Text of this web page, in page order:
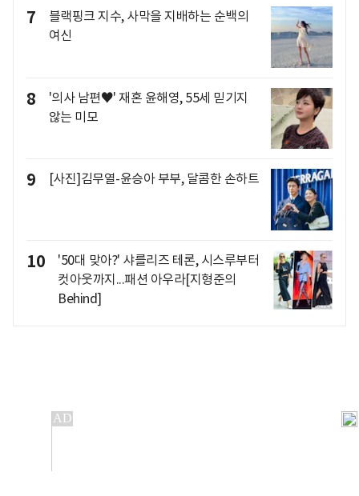
7
블랙핑크 지수, 사막을 지배하는 순백의
여신
8
'의사 남편♥' 재혼 윤해영, 55세 믿기지
않는 미모
9 [사진]김무열-윤승아 부부, 달콤한 손하트
10
'50대 맞아?' 샤를리즈 테론, 시스루부터
컷아웃까지...패션 아우라[지형준의
Behind]